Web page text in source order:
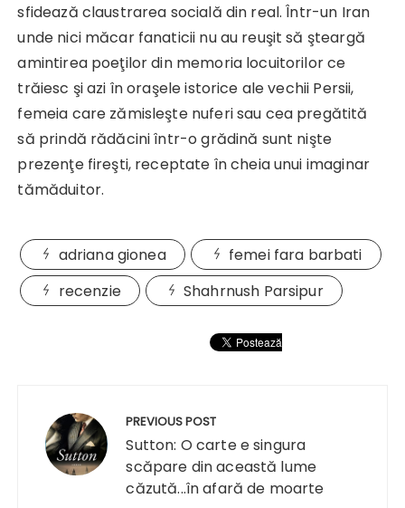
sfidează claustrarea socială din real. Într-un Iran
unde nici măcar fanaticii nu au reuşit să şteargă
amintirea poeţilor din memoria locuitorilor ce
trăiesc şi azi în oraşele istorice ale vechii Persii,
femeia care zămisleşte nuferi sau cea pregătită
să prindă rădăcini într-o grădină sunt nişte
prezenţe fireşti, receptate în cheia unui imaginar
tămăduitor.
adriana gionea
femei fara barbati
recenzie
Shahrnush Parsipur
articole
PREVIOUS POST
Sutton: O carte e singura
scăpare din această lume
căzută...în afară de moarte